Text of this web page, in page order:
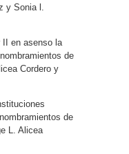
y Sonia l.
II en asenso la
de
Cordero y
de
L. Alicea